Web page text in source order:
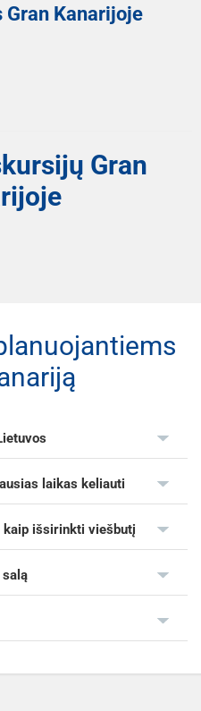
Kanarijoje
Gran
laikas keliauti
kaip išsirinkti viešbutį
salą